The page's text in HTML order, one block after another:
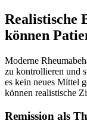
Realistische
können
Moderne
zu kontrollieren und
es kein neues Mittel
können realistische
Remission als